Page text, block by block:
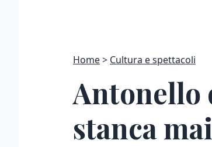
Home Cultura e spettacoli
Antonello
stanca mai